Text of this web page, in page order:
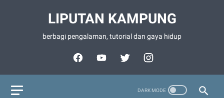
LIPUTAN KAMPUNG
berbagi pengalaman, tutorial dan gaya hidup